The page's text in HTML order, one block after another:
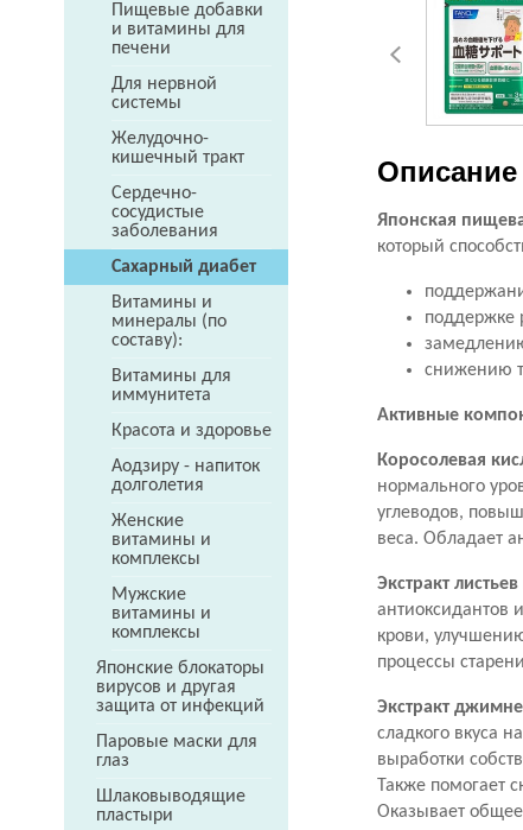
Пищевые добавки
и витамины для
печени
Для нервной
системы
Желудочно-
кишечный тракт
Сердечно-
сосудистые
заболевания
Сахарный диабет
Витамины и
минералы (по
составу):
Витамины для
иммунитета
Красота и здоровье
Аодзиру - напиток
долголетия
Женские
витамины и
комплексы
Мужские
витамины и
комплексы
Японские блокаторы
вирусов и другая
защита от инфекций
Паровые маски для
глаз
Шлаковыводящие
пластыри
Описание
Японская
который
поддержке
снижению
Активные
Коросолевая
нормального
углеводов,
веса. Обладает
Экстракт
антиоксидантов
крови,
процессы
Экстракт
сладкого вкуса
выработки
Также помогает
Оказывает